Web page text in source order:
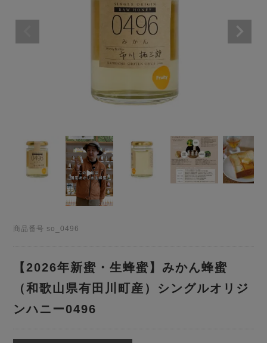
商品番号 so_0496
【2026年新蜜・生蜂蜜】みかん蜂蜜
（和歌山県有田川町産）シングルオリジ
ンハニー0496